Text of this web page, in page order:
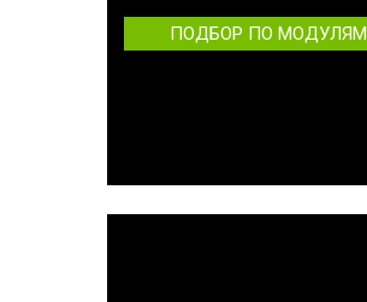
ПОДБОР ПО МОДУЛЯМ